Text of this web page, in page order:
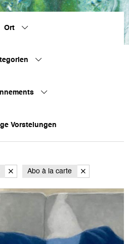
Ort
Vorstelungen
Abo à la carte